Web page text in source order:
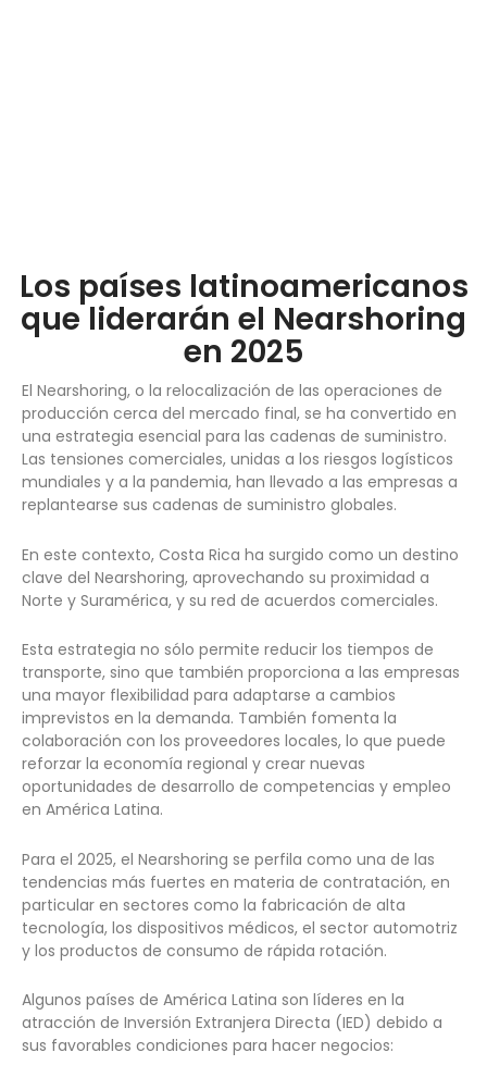
Los países latinoamericanos
que liderarán el Nearshoring
en 2025
El Nearshoring, o la relocalización de las operaciones de
producción cerca del mercado final, se ha convertido en
una estrategia esencial para las cadenas de suministro.
Las tensiones comerciales, unidas a los riesgos logísticos
mundiales y a la pandemia, han llevado a las empresas a
replantearse sus cadenas de suministro globales.
En este contexto, Costa Rica ha surgido como un destino
clave del Nearshoring, aprovechando su proximidad a
Norte y Suramérica, y su red de acuerdos comerciales.
Esta estrategia no sólo permite reducir los tiempos de
transporte, sino que también proporciona a las empresas
una mayor flexibilidad para adaptarse a cambios
imprevistos en la demanda. También fomenta la
colaboración con los proveedores locales, lo que puede
reforzar la economía regional y crear nuevas
oportunidades de desarrollo de competencias y empleo
en América Latina.
Para el 2025, el Nearshoring se perfila como una de las
tendencias más fuertes en materia de contratación, en
particular en sectores como la fabricación de alta
tecnología, los dispositivos médicos, el sector automotriz
y los productos de consumo de rápida rotación.
Algunos países de América Latina son líderes en la
atracción de Inversión Extranjera Directa (IED) debido a
sus favorables condiciones para hacer negocios: